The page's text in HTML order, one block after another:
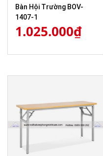
Bàn Hội Trường BOV-
1407-1
1.025.000₫